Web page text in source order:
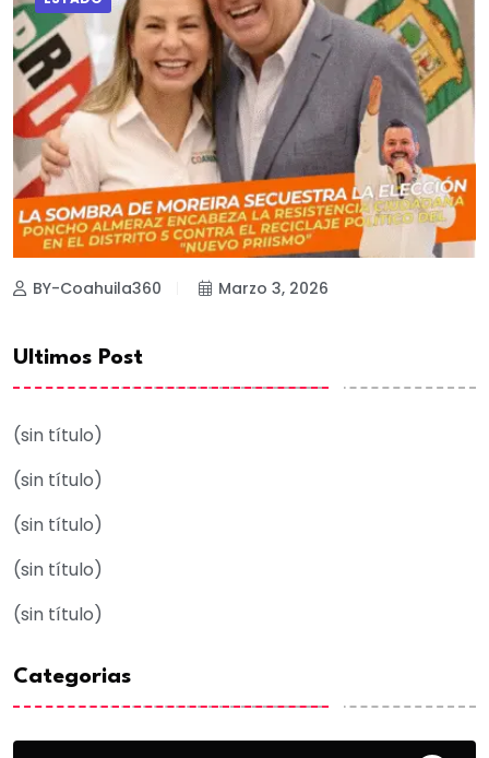
BY-Coahuila360 Marzo 3, 2026
Ultimos Post
(sin título)
(sin título)
(sin título)
(sin título)
(sin título)
Categorias